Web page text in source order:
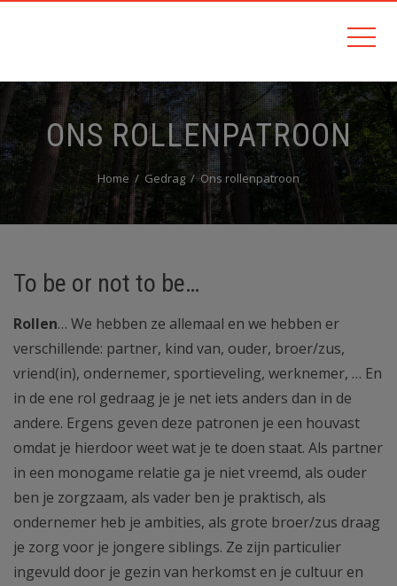
ONS ROLLENPATROON
Home Gedrag Ons rollenpatroon
To be or not to be…
Rollen… We hebben ze allemaal en we hebben er
verschillende: partner, kind van, ouder, broer/zus,
vriend(in), ondernemer, sportieveling, werknemer, … En
in de ene rol gedraag je je net iets anders dan in de
andere. Ergens geven deze patronen je een houvast
omdat je hierdoor weet wat je te doen staat. Als partner
in een monogame relatie ga je niet vreemd, als ouder
ben je zorgzaam, als vader ben je praktisch, als
ondernemer heb je ambities, als grote broer/zus draag
je zorg voor je jongere siblings. Ze zijn particulier
ingevuld door je gezin van herkomst en je cultuur en